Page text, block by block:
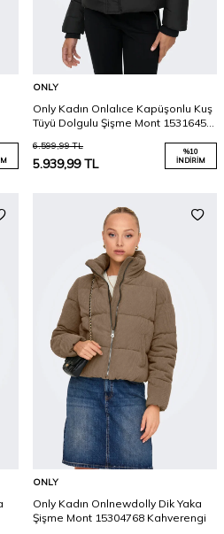
ONLY
Only Kadın Onlalıce Kapüşonlu Kuş
Tüyü Dolgulu Şişme Mont 15316455
6.599,99TL
5.939,99TL
%10
İNDIRIM
ONLY
Only Kadın Onlnewdolly Dik Yaka
Şişme Mont 15304768 Kahverengi